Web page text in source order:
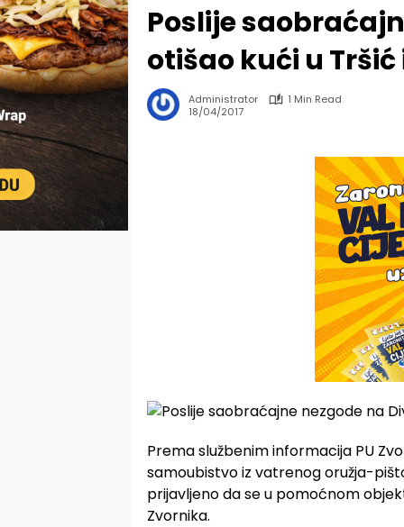
Poslije
otišao kući u
Administrator
1 Min Read
18/04/2017
Prema službenim informacija PU
samoubistvo iz vatrenog oružja-
prijavljeno da se u pomoćnom
Zvornika.